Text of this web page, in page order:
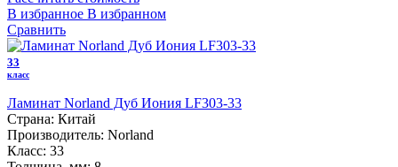
В избранное В избранном
Сравнить
33
класс
Ламинат Norland Дуб Иония LF303-33
Страна: Китай
Производитель: Norland
Класс: 33